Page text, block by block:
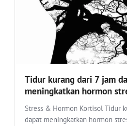
Tidur kurang dari 7 jam
meningkatkan hormon
Stress & Hormon Kortisol Tidur
dapat meningkatkan hormon